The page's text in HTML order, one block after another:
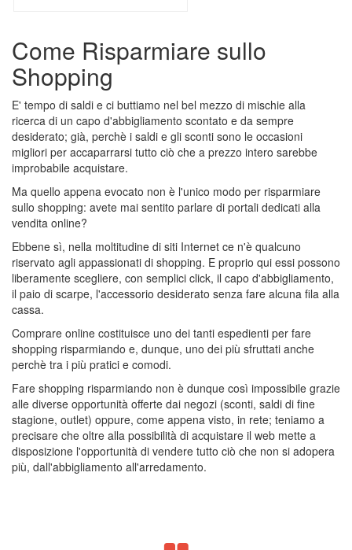
Come Risparmiare sullo
Shopping
E' tempo di saldi e ci buttiamo nel bel mezzo di mischie alla
ricerca di un capo d'abbigliamento scontato e da sempre
desiderato; già, perchè i saldi e gli sconti sono le occasioni
migliori per accaparrarsi tutto ciò che a prezzo intero sarebbe
improbabile acquistare.
Ma quello appena evocato non è l'unico modo per risparmiare
sullo shopping: avete mai sentito parlare di portali dedicati alla
vendita online?
Ebbene sì, nella moltitudine di siti Internet ce n'è qualcuno
riservato agli appassionati di shopping. E proprio qui essi possono
liberamente scegliere, con semplici click, il capo d'abbigliamento,
il paio di scarpe, l'accessorio desiderato senza fare alcuna fila alla
cassa.
Comprare online costituisce uno dei tanti espedienti per fare
shopping risparmiando e, dunque, uno dei più sfruttati anche
perchè tra i più pratici e comodi.
Fare shopping risparmiando non è dunque così impossibile grazie
alle diverse opportunità offerte dai negozi (sconti, saldi di fine
stagione, outlet) oppure, come appena visto, in rete; teniamo a
precisare che oltre alla possibilità di acquistare il web mette a
disposizione l'opportunità di vendere tutto ciò che non si adopera
più, dall'abbigliamento all'arredamento.